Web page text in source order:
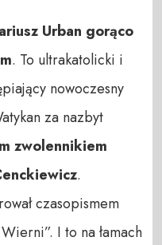
Urban gorąco
. To ultrakatolicki i
nowoczesny
za nazbyt
zwolennikiem
.
czasopismem
I to na łamach